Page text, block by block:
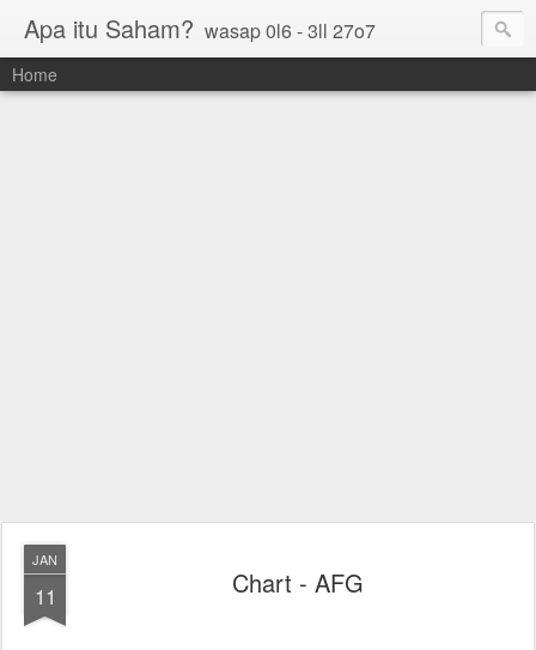
Apa itu Saham? wasap 0l6 - 3ll 27o7
Home
JAN
11 Chart - AFG